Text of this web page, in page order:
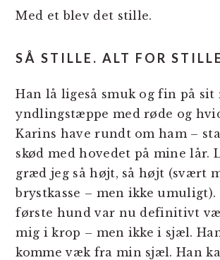
Med et blev det stille.
SÅ STILLE. ALT FOR
Han lå ligeså smuk og fin på sit
yndlingstæppe med røde og
Karins have rundt om ham –
skød med hovedet på mine lår.
græd jeg så højt, så højt (svært
brystkasse – men ikke umuligt).
første hund var nu definitivt
mig i krop – men ikke i sjæl.
komme væk fra min sjæl. Han